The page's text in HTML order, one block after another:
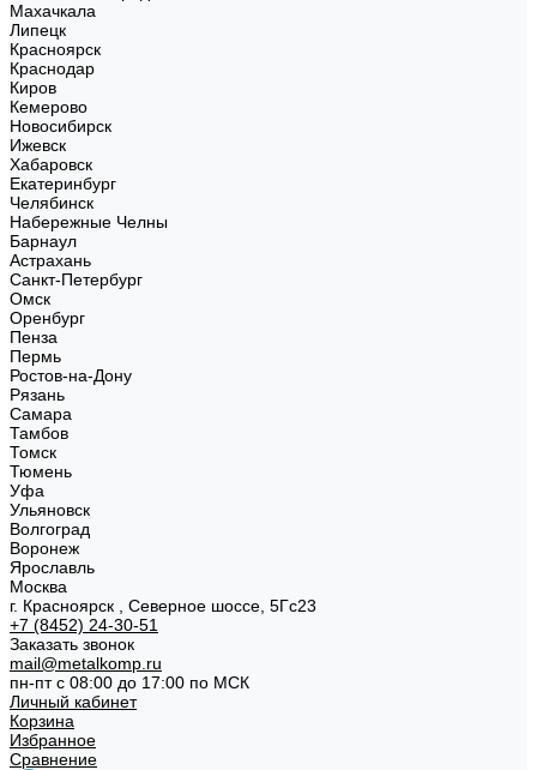
Махачкала
Липецк
Красноярск
Краснодар
Киров
Кемерово
Новосибирск
Ижевск
Хабаровск
Екатеринбург
Челябинск
Набережные Челны
Барнаул
Астрахань
Санкт-Петербург
Омск
Оренбург
Пенза
Пермь
Ростов-на-Дону
Рязань
Самара
Тамбов
Томск
Тюмень
Уфа
Ульяновск
Волгоград
Воронеж
Ярославль
Москва
г. Красноярск , Северное шоссе, 5Гс23
+7 (8452) 24-30-51
Заказать звонок
mail@metalkomp.ru
пн-пт с 08:00 до 17:00 по МСК
Личный кабинет
Корзина
Избранное
Сравнение